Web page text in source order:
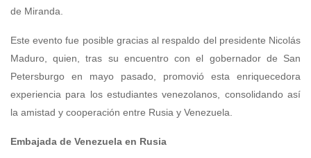
de Miranda.
Este evento fue posible gracias al respaldo del presidente Nicolás
Maduro, quien, tras su encuentro con el gobernador de San
Petersburgo en mayo pasado, promovió esta enriquecedora
experiencia para los estudiantes venezolanos, consolidando así
la amistad y cooperación entre Rusia y Venezuela.
Embajada de Venezuela en Rusia